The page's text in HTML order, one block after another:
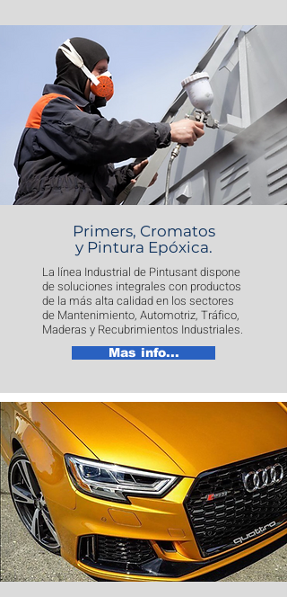
Primers, Cromatos
y Pintura Epóxica.
La línea Industrial de Pintusant dispone
de soluciones integrales con productos
de la más alta calidad en los sectores
de Mantenimiento, Automotriz, Tráfico,
Maderas y Recubrimientos Industriales.
Mas info...